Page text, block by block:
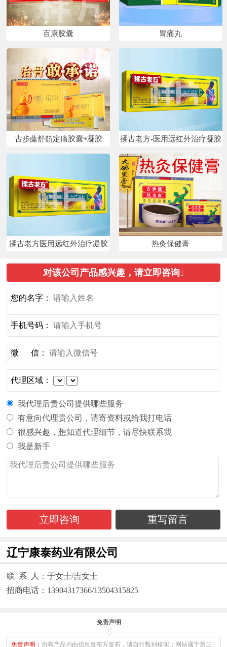
百康胶囊 胃痛丸
古步藤舒筋定痛胶囊+凝胶 揉古老方-医用远红外治疗凝胶
揉古老方医用远红外治疗凝胶 热灸保健膏
对该公司产品感兴趣，请立即咨询↓
您的名字：
手机号码：
微 信：
代理区域：
我代理后贵公司提供哪些服务
有意向代理贵公司，请寄资料或给我打电话
很感兴趣，想知道代理细节，请尽快联系我
我是新手
立即咨询 重写留言
辽宁康泰药业有限公司
联 系 人：于女士/吉女士
招商电话：13904317366/13504315825
免责声明
免责声明： 所有产品均由信息发布方发布，请自行甄别核实；网站属于第三